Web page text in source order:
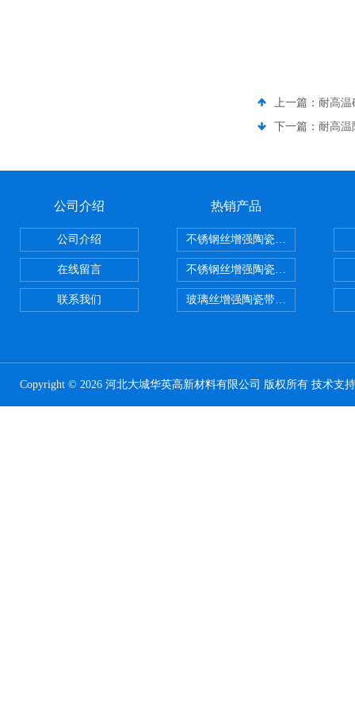
上一篇： 耐高温
下一篇： 耐高温
公司介绍
公司介绍
在线留言
联系我们
热销产品
不锈钢丝增强陶瓷纤维布，陶瓷布
不锈钢丝增强陶瓷纤维布应用范围
玻璃丝增强陶瓷带，硅酸铝纤维
Copyright © 2026 河北大城华英高新材料有限公司 版权所有 技术支